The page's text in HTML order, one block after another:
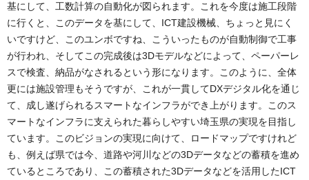
基にして、工数計算の自動化が図られます。これを今度は施工段階
に行くと、このデータを基にして、ICT建設機械、ちょっと見にく
いですけど、このユンボですね、こういったものが自動制御で工事
が行われ、そしてこの完成後は3Dモデルなどによって、ペーパーレ
スで検査、納品がなされるという形になります。このように、全体
更には施設管理もそうですが、これが一貫してDXデジタル化を通じ
て、成し遂げられるスマートなインフラができ上がります。このス
マートなインフラに支えられた暮らしやすい埼玉県の実現を目指し
ています。このビジョンの実現に向けて、ロードマップですけれど
も、例えば県では今、道路や河川などの3Dデータなどの蓄積を進め
ているところであり、この蓄積された3Dデータなどを活用したICT